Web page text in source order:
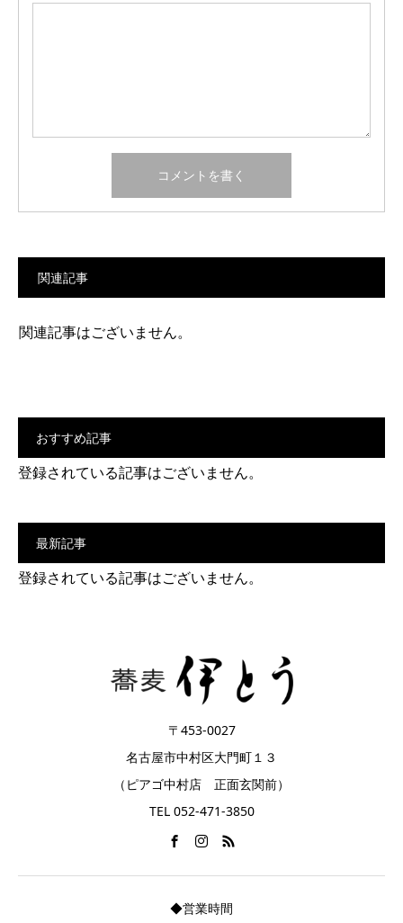
関連記事
関連記事はございません。
おすすめ記事
登録されている記事はございません。
最新記事
登録されている記事はございません。
〒453-0027
名古屋市中村区大門町１３
（ピアゴ中村店 正面玄関前）
TEL 052-471-3850
◆営業時間